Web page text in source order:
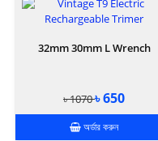
32mm 30mm L Wrench
৳ 1070৳ 650
অর্ডার করুন